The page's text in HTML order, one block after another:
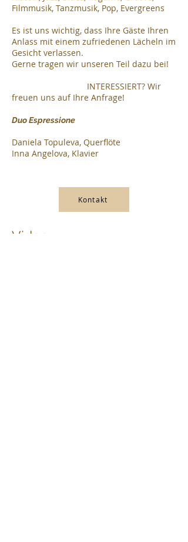
Filmmusik, Tanzmusik, Pop, Evergreens
Es ist uns wichtig, dass Ihre Gäste Ihren
Anlass mit einem zufriedenen Lächeln im
Gesicht verlassen.
Gerne tragen wir unseren Teil dazu bei!
INTERESSIERT? Wir
freuen uns auf Ihre Anfrage!
Duo Espressione
Daniela Topuleva, Querflöte
Inna Angelova, Klavier
Kontakt
Video